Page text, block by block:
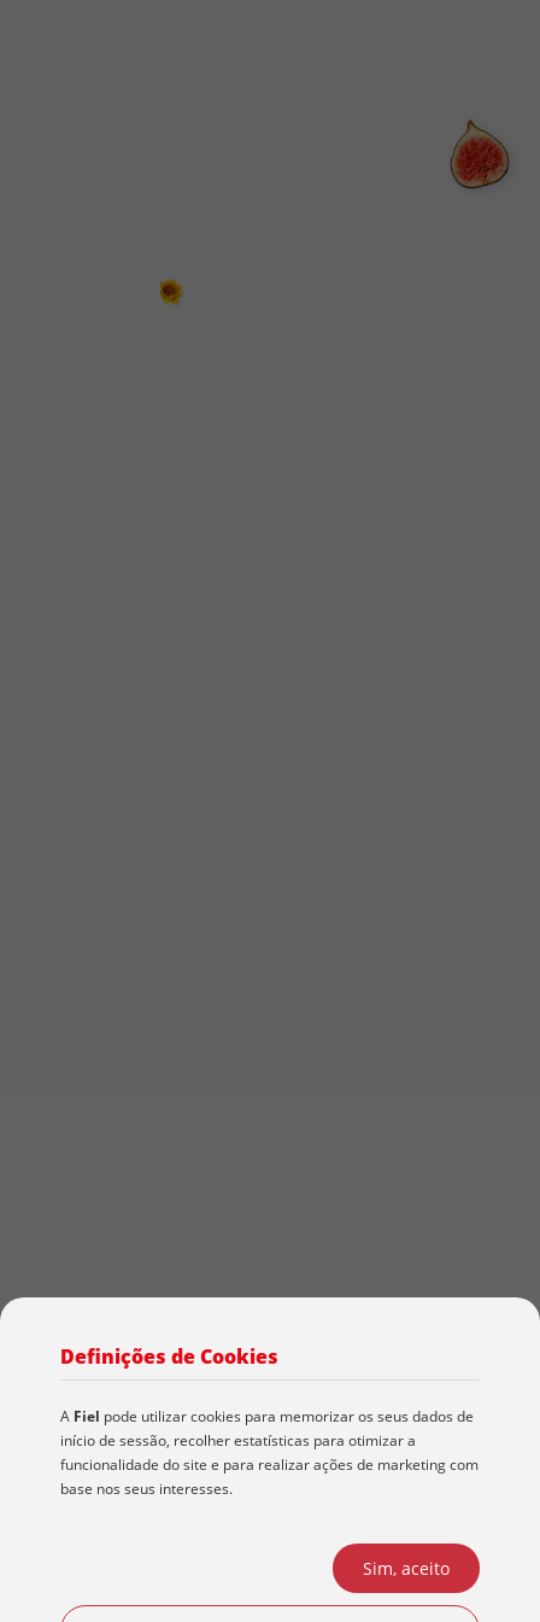
Sustentabilidade
sustentabilidade ambiental é contemplada na sua visão e missão,
no intuito de reduzir o seu impacto no meio ambiente.
Definições de Cookies
A Fiel pode utilizar cookies para memorizar os seus dados de
início de sessão, recolher estatísticas para otimizar a
funcionalidade do site e para realizar ações de marketing com
base nos seus interesses.
Sim, aceito